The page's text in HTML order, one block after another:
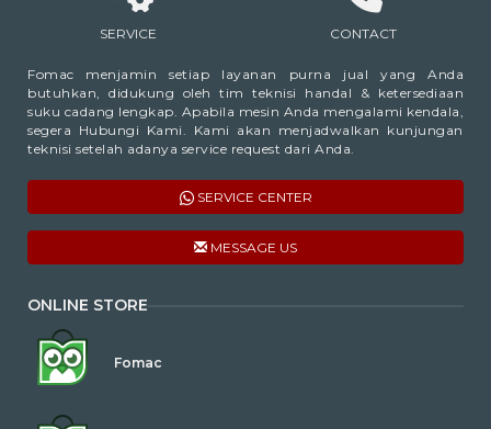
SERVICE CONTACT
Fomac menjamin setiap layanan purna jual yang Anda
butuhkan, didukung oleh tim teknisi handal & ketersediaan
suku cadang lengkap. Apabila mesin Anda mengalami kendala,
segera Hubungi Kami. Kami akan menjadwalkan kunjungan
teknisi setelah adanya service request dari Anda.
SERVICE CENTER
MESSAGE US
ONLINE STORE
Fomac